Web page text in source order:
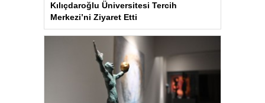
Kılıçdaroğlu Üniversitesi Tercih
Merkezi’ni Ziyaret Etti